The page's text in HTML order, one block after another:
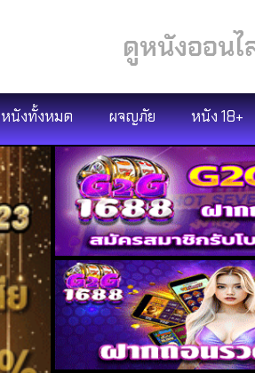
ดูหนังออน
หนังทั้งหมด ผจญภัย หนัง 18+